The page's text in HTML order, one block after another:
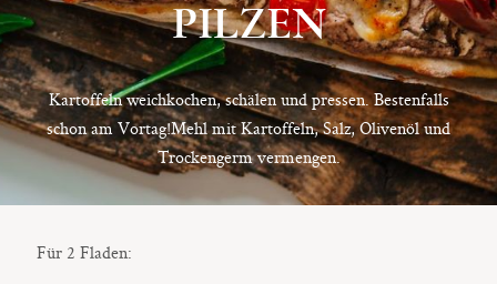
PILZEN
Kartoffeln weichkochen, schälen und pressen. Bestenfalls
schon am Vortag!Mehl mit Kartoffeln, Salz, Olivenöl und
Trockengerm vermengen.
Für 2 Fladen:
9500 / VILLACH / KÄRNTEN
©2020 TICIKASPAR